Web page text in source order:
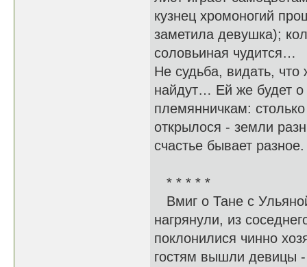
кузнец хромоногий
заметила девушка);
соловьиная чудится…
Не судьба, видать, что
найдут… Ей же будет о
племянничкам:
открылося - земли
счастье бывает разное.
* * * * *
Вмиг о Тане с
нагрянули, из
поклонилися чинно
гостям вышли девицы